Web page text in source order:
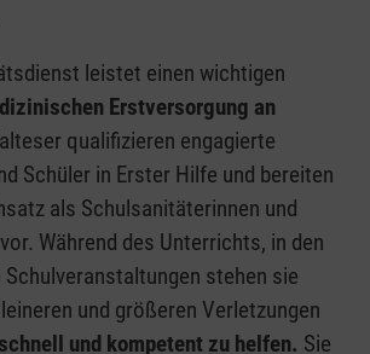
leistet einen wichtigen
Erstversorgung an
qualifizieren engagierte
Schüler in Erster Hilfe und bereiten
als Schulsanitäterinnen und
Während des Unterrichts, in den
Schulveranstaltungen stehen sie
und größeren Verletzungen
und kompetent zu helfen. Sie